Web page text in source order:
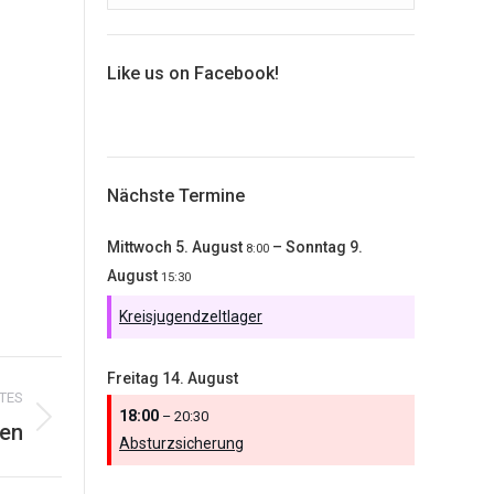
Like us on Facebook!
Nächste Termine
Mittwoch 5. August 8:00 – Sonntag 9.
August 15:30
Kreisjugendzeltlager
Freitag 14. August
18:00 – 20:30
Absturzsicherung